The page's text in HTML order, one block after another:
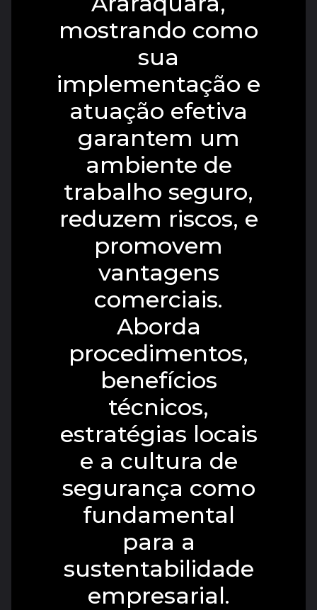
mostrando como
sua
implementação e
atuação efetiva
garantem um
ambiente de
trabalho seguro,
reduzem riscos, e
promovem
vantagens
comerciais.
Aborda
procedimentos,
benefícios
técnicos,
estratégias locais
e a cultura de
segurança como
fundamental
para a
sustentabilidade
empresarial.